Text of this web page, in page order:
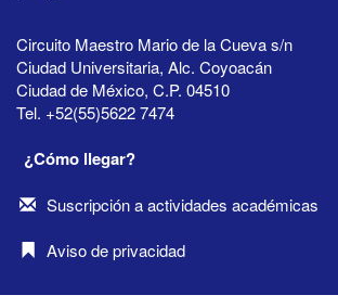
Circuito Maestro Mario de la Cueva s/n
Ciudad Universitaria, Alc. Coyoacán
Ciudad de México, C.P. 04510
Tel. +52(55)5622 7474
¿Cómo llegar?
Suscripción a actividades académicas
Aviso de privacidad